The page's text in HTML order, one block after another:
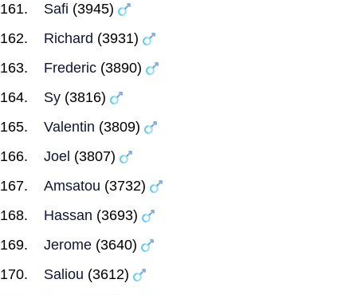
Safi (3945)
Richard (3931)
Frederic (3890)
Sy (3816)
Valentin (3809)
Joel (3807)
Amsatou (3732)
Hassan (3693)
Jerome (3640)
Saliou (3612)